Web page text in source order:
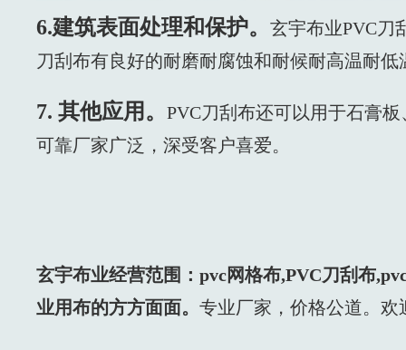
6.建筑表面处理和保护。 玄宇布业PVC刀
刀刮布有良好的耐磨耐腐蚀和耐候耐高温耐
7. 其他应用。 PVC刀刮布还可以用于石膏
可靠厂家广泛，深受客户喜爱。
玄宇布业经营范围：pvc网格布,PVC刀刮布
业用布的方方面面。 专业厂家，价格公道。欢